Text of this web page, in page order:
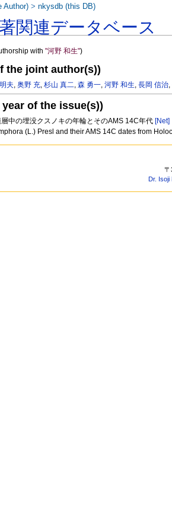
関連データベース
with"河野 和生")
the joint author(s))
夫,奥野 充,杉山 真二,森 勇一,河野 和生,長岡 信治,
year of the issue(s))
中の埋没クスノキの年輪とそのAMS 14C年代 [Net]
(L.) Presl and their AMS 14C dates from
Author) >nkysdb (this DB)
Dr. Isoji